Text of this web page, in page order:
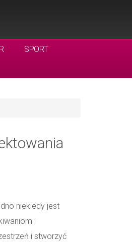
SPORT
niekiedy jest
i
i stworzyć